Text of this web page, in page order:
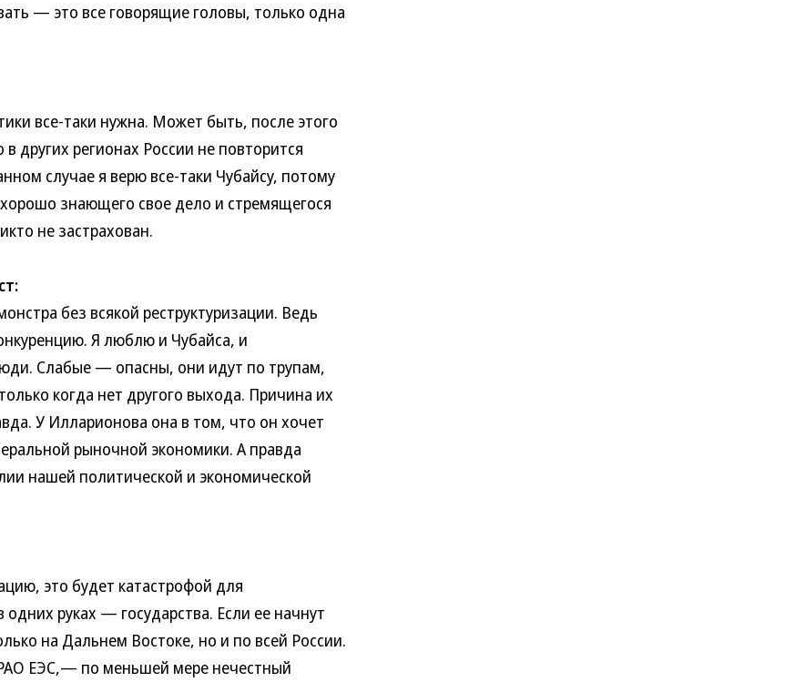
— это все говорящие головы, только одна
все-таки нужна. Может быть, после этого
других регионах России не повторится
случае я верю все-таки Чубайсу, потому
знающего свое дело и стремящегося
не застрахован.
без всякой реструктуризации. Ведь
Я люблю и Чубайса, и
Слабые — опасны, они идут по трупам,
когда нет другого выхода. Причина их
У Илларионова она в том, что он хочет
рыночной экономики. А правда
нашей политической и экономической
это будет катастрофой для
руках — государства. Если ее начнут
на Дальнем Востоке, но и по всей России.
РАО ЕЭС,— по меньшей мере нечестный